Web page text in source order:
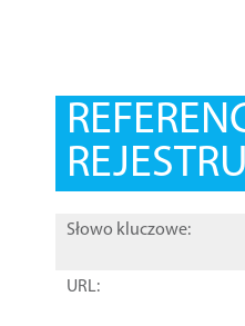
Słowo kluczowe:
URL: